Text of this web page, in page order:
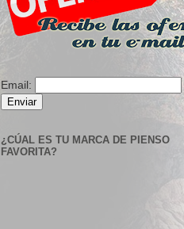
Email:
Enviar
¿CÚAL ES TU MARCA DE PIENSO
FAVORITA?